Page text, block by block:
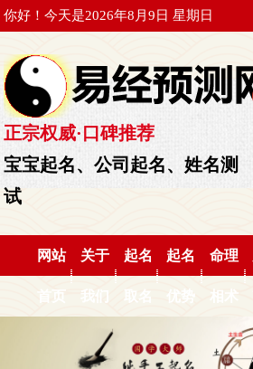
你好！今天是2026年8月9日 星期日
正宗权威·口碑推荐
宝宝起名、公司起名、姓名测
试
网站
首页
关于
我们
起名
取名
起名
优势
命理
相术